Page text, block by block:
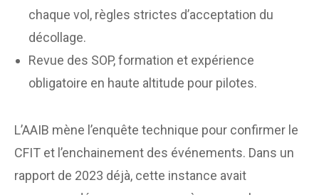
chaque vol, règles strictes d’acceptation du
décollage.
Revue des SOP, formation et expérience
obligatoire en haute altitude pour pilotes.
L’AAIB mène l’enquête technique pour confirmer le
CFIT et l’enchainement des événements. Dans un
rapport de 2023 déjà, cette instance avait